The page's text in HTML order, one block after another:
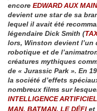
encore EDWARD AUX
devient une star de sa
lequel il avait été
légendaire Dick Smith (
lors, Winston devient
robotique et de
créatures mythiques
de « Jurassic Park ». En
la société d’effets
nombreux films sur
INTELLIGENCE
MAN, BATMAN, LE DÉFI et